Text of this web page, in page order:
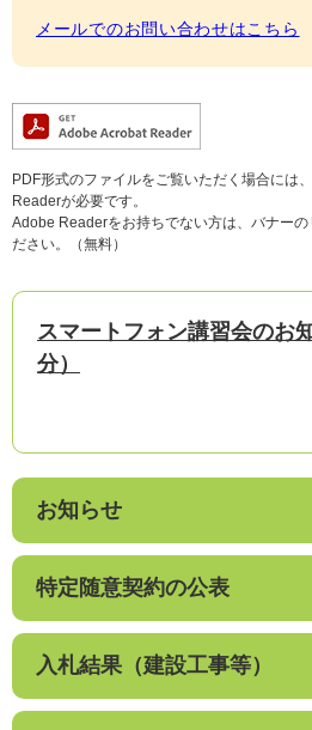
メールでのお問い合わせはこちら
PDF形式のファイルをご覧いただく場合には
Readerが必要です。
Adobe Readerをお持ちでない方は、バナーの
ださい。（無料）
スマートフォン講習会のお
分）
お知らせ
特定随意契約の公表
入札結果（建設工事等）